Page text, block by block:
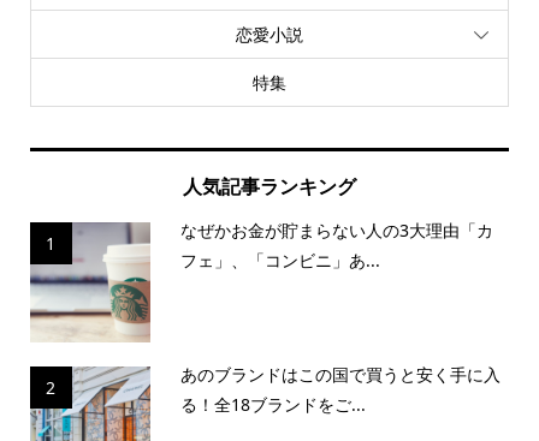
恋愛小説
特集
人気記事ランキング
1
なぜかお金が貯まらない人の3大理由「カ
フェ」、「コンビニ」あ...
2
あのブランドはこの国で買うと安く手に入
る！全18ブランドをご...